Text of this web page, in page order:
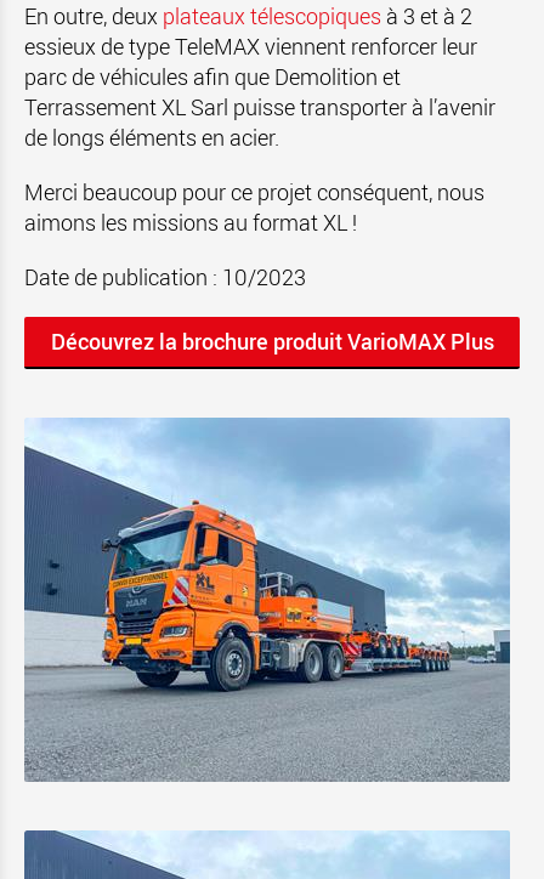
En outre, deux plateaux télescopiques à 3 et à 2
essieux de type TeleMAX viennent renforcer leur
parc de véhicules afin que Demolition et
Terrassement XL Sarl puisse transporter à l’avenir
de longs éléments en acier.
Merci beaucoup pour ce projet conséquent, nous
aimons les missions au format XL !
Date de publication : 10/2023
Découvrez la brochure produit VarioMAX Plus